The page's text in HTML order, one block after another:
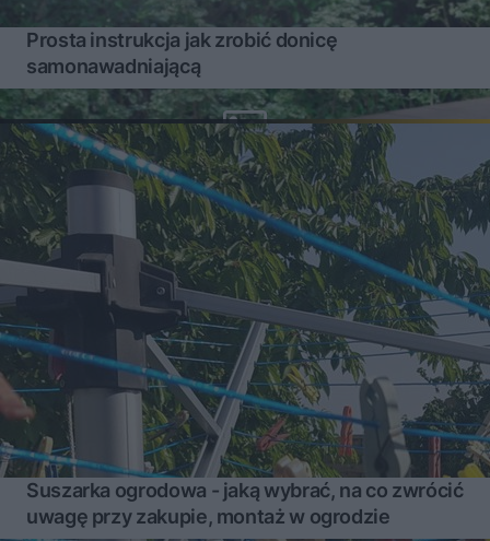
Prosta instrukcja jak zrobić donicę
samonawadniającą
Suszarka ogrodowa - jaką wybrać, na co zwrócić
uwagę przy zakupie, montaż w ogrodzie